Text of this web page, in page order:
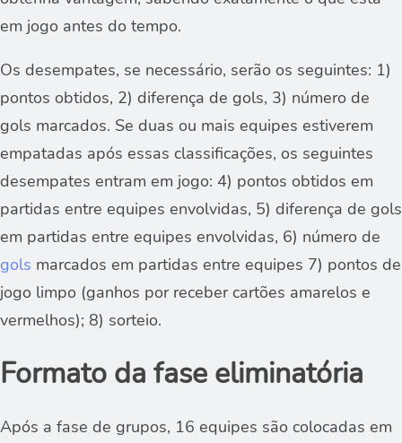
em jogo antes do tempo.
Os desempates, se necessário, serão os seguintes: 1)
pontos obtidos, 2) diferença de gols, 3) número de
gols marcados. Se duas ou mais equipes estiverem
empatadas após essas classificações, os seguintes
desempates entram em jogo: 4) pontos obtidos em
partidas entre equipes envolvidas, 5) diferença de gols
em partidas entre equipes envolvidas, 6) número de
gols marcados em partidas entre equipes 7) pontos de
jogo limpo (ganhos por receber cartões amarelos e
vermelhos); 8) sorteio.
Formato da fase eliminatória
Após a fase de grupos, 16 equipes são colocadas em